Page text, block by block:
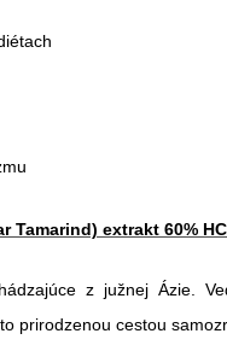
Tamarind) extrakt 60%
z južnej Ázie.
prirodzenou cestou